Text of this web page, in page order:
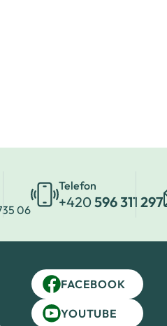
06
Telefon
+420596 311 297
FACEBOOK
YOUTUBE